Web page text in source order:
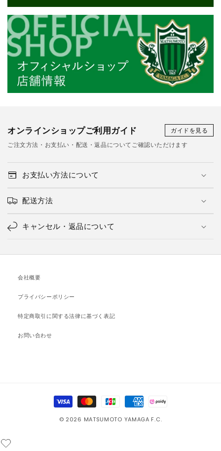
オンラインショップご利用ガイド
ガイドを見る
ご注文方法・お支払い・配送・返品についてご確認いただけます
お支払い方法について
配送方法
キャンセル・返品について
会社概要
プライバシーポリシー
特定商取引に関する法律に基づく表記
お問い合わせ
決
済
© 2026 MATSUMOTO YAMAGA F.C.